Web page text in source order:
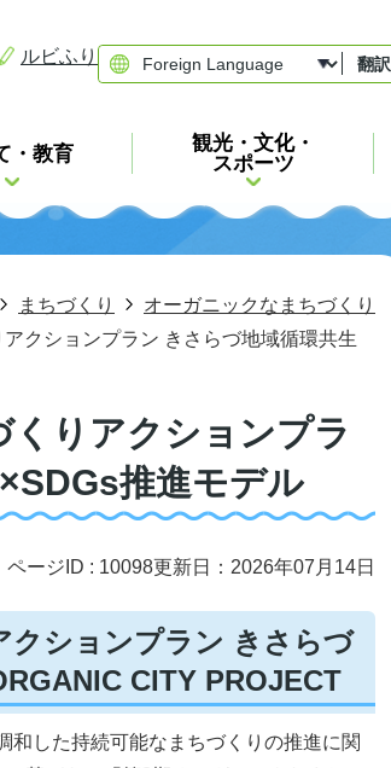
ルビふり 翻訳
・教育
観光・文化・
スポーツ
まちづくり
オーガニックなまちづくり
クションプラン きさらづ地域循環共生
りアクションプラ
推進モデル
ページID : 10098更新日：2026年07月14日
クションプラン きさらづ
CITY PROJECT
した持続可能なまちづくりの推進に関